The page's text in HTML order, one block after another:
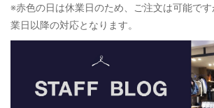
※赤色の日は休業日のため、ご注文は可能で
業日以降の対応となります。